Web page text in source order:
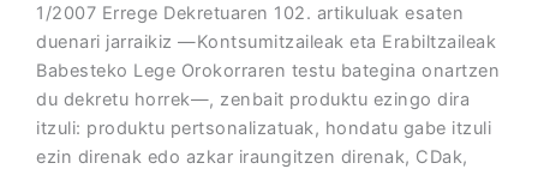
1/2007 Errege Dekretuaren 102. artikuluak esaten
duenari jarraikiz —Kontsumitzaileak eta Erabiltzaileak
Babesteko Lege Orokorraren testu bategina onartzen
du dekretu horrek—, zenbait produktu ezingo dira
itzuli: produktu pertsonalizatuak, hondatu gabe itzuli
ezin direnak edo azkar iraungitzen direnak, CDak,